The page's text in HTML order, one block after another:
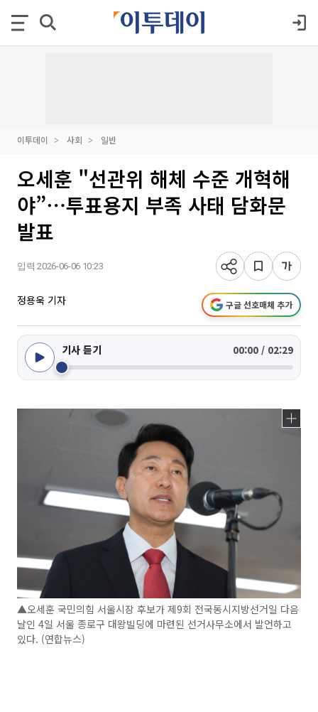
이투데이 사회 일반
오세훈 "선관위 해체 수준 개혁해
야”⋯투표용지 부족 사태 담화문
발표
입력 2026-06-06 10:23
정용욱 기자 구글 선호매체 추가
기사 듣기 00:00 / 02:29
▲오세훈 국민의힘 서울시장 후보가 제9회 전국동시지방선거일 다음
날인 4일 서울 종로구 대왕빌딩에 마련된 선거사무소에서 발언하고
있다. (연합뉴스)